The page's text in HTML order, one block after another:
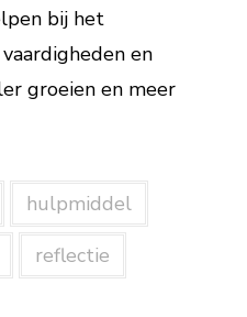
bij het
en
groeien en meer
hulpmiddel
reflectie